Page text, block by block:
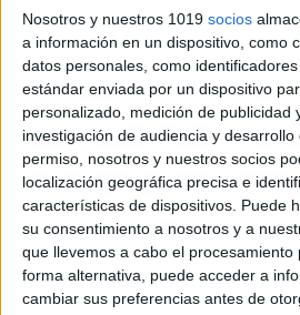
Nosotros y nuestros 1019 socios
a información en un dispositivo, como
datos personales, como
estándar enviada por un dispositivo
personalizado, medición de publicidad
investigación de audiencia y desarrollo
permiso, nosotros y nuestros socios
localización geográfica precisa e
características de dispositivos. Puede
su consentimiento a nosotros y a
que llevemos a cabo el
forma alternativa, puede acceder a
cambiar sus preferencias antes de
Cuento de Los 4
Actividades de
Publicado el 1 agosto, 2025
Este material presenta un cuento
protagonizado por Los 4
alumnos de tercer ciclo de
de la ESO. A lo largo de seis […]
SEGUIR LEYENDO